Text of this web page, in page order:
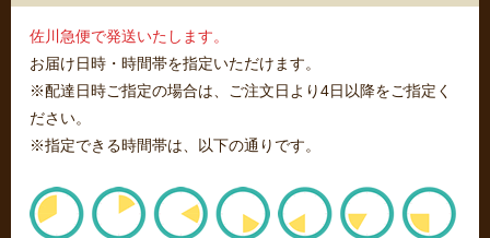
佐川急便で発送いたします。
お届け日時・時間帯を指定いただけます。
※配達日時ご指定の場合は、ご注文日より4日以降をご指定く
ださい。
※指定できる時間帯は、以下の通りです。